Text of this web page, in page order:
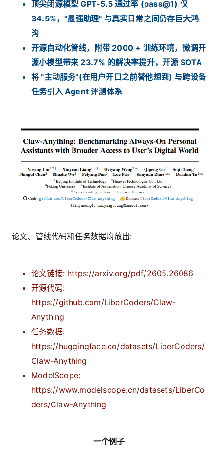
顶尖闭源模型 GPT-5.5 通过率 (pass@1) 仅
34.5%，"最强助理" 与真实日常之间仍存巨大鸿
沟
开源自动化管线，附带 2000 + 训练环境，微调开
源小模型带来 23.7% 的解决率提升，开源 SOTA
将 "主动服务"(在用户开口之前替他想到) 与跨设备
任务引入 Agent 评测体系
论文、管线代码和任务数据均放出:
论文链接: https://arxiv.org/pdf/2605.26086
开源代码:
https://github.com/LiberCoders/Claw-
Anything
任务数据:
https://huggingface.co/datasets/LiberCoders/
Claw-Anything
ModelScope:
https://www.modelscope.cn/datasets/LiberCo
ders/Claw-Anything
一个例子